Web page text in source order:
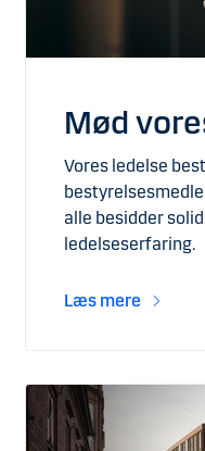
Mød
Vores ledelse
alle besidder
ledelseserfaring.
Læs mere